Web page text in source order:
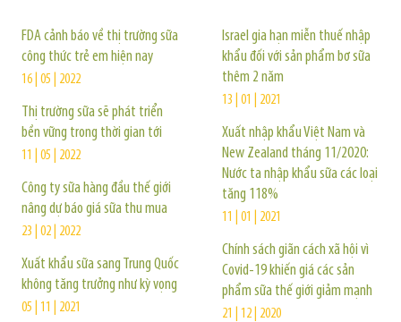
FDA cảnh báo về thị trường sữa
công thức trẻ em hiện nay
16 | 05 | 2022
Thị trường sữa sẽ phát triển
bền vững trong thời gian tới
11 | 05 | 2022
Công ty sữa hàng đầu thế giới
nâng dự báo giá sữa thu mua
23 | 02 | 2022
Xuất khẩu sữa sang Trung Quốc
không tăng trưởng như kỳ vọng
05 | 11 | 2021
Israel gia hạn miễn thuế nhập
khẩu đối với sản phẩm bơ sữa
thêm 2 năm
13 | 01 | 2021
Xuất nhập khẩu Việt Nam và
New Zealand tháng 11/2020:
Nước ta nhập khẩu sữa các loại
tăng 118%
11 | 01 | 2021
Chính sách giãn cách xã hội vì
Covid-19 khiến giá các sản
phẩm sữa thế giới giảm mạnh
21 | 12 | 2020